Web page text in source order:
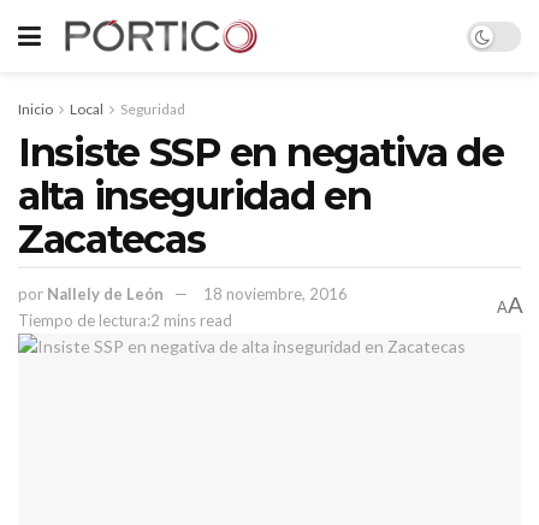
Inicio Local Seguridad
Insiste SSP en negativa de
alta inseguridad en
Zacatecas
por Nallely de León
18 noviembre, 2016
Tiempo de lectura:2 mins read
AA